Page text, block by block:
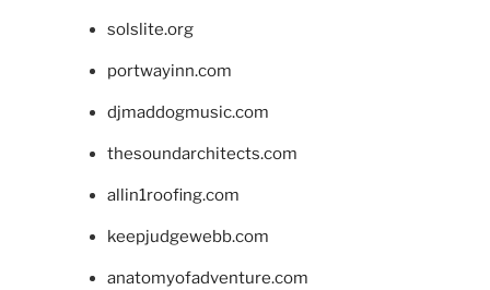
solslite.org
portwayinn.com
djmaddogmusic.com
thesoundarchitects.com
allin1roofing.com
keepjudgewebb.com
anatomyofadventure.com